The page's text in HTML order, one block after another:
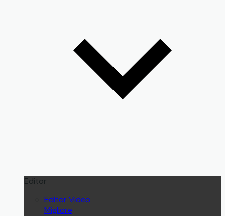
Editor
Editor Video
Migliore